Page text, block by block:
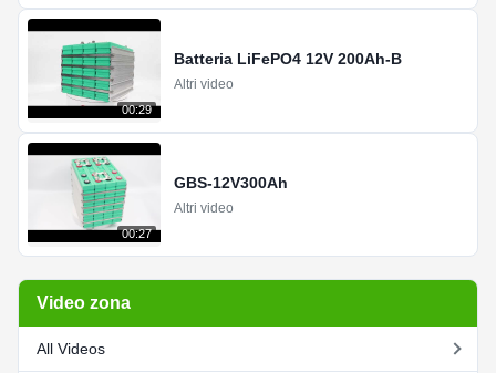
00:29
Batteria LiFePO4 12V 200Ah-B
Altri video
00:27
GBS-12V300Ah
Altri video
Video zona
All Videos